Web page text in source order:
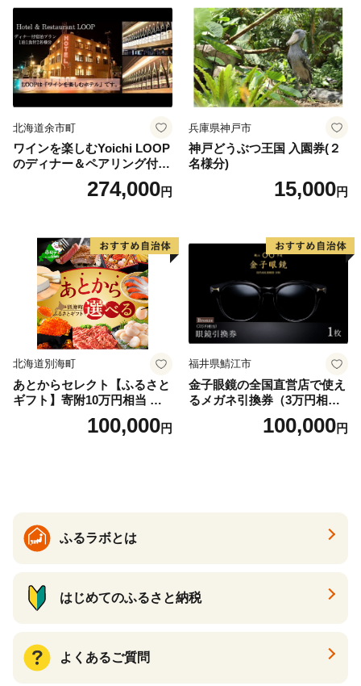
北海道余市町
ワインを楽しむYoichi LOOP
のディナー＆ペアリング付宿
泊プラン＜デラックスツイン
274,000円
兵庫県神戸市
神戸どうぶつ王国 入園券(２
名様分)
15,000円
北海道別海町
あとからセレクト【ふるさと
ギフト】寄附10万円相当 あ
とから選べる！ ギフト いく
ら ほたて 海鮮 牛肉 別海町
ギフト ふるさと納税 ）
100,000円
福井県鯖江市
金子眼鏡の全国直営店で使え
るメガネ引換券（3万円相
100,000円
ふるラボとは
はじめてのふるさと納税
よくあるご質問